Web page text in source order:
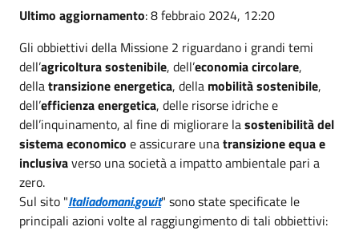
Ultimo aggiornamento: 8 febbraio 2024, 12:20
Gli obbiettivi della Missione 2 riguardano i grandi temi
dell’agricoltura sostenibile, dell’economia circolare,
dellatransizione energetica, della mobilità sostenibile,
dell’efficienza energetica, delle risorse idriche e
dell’inquinamento, al fine di migliorare lasostenibilità del
sistema economico e assicurare unatransizione equa e
inclusivaverso una società a impatto ambientale pari a
zero.
Sul sito "Italiadomani.gov.it" sono state specificate le
principali azioni volte al raggiungimento di tali obbiettivi: